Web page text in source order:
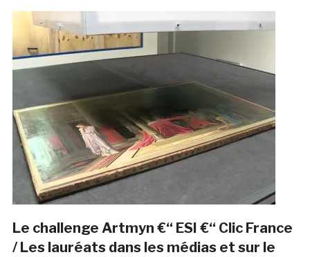
Le challenge Artmyn €“ ESI €“ Clic France
/ Les lauréats dans les médias et sur le